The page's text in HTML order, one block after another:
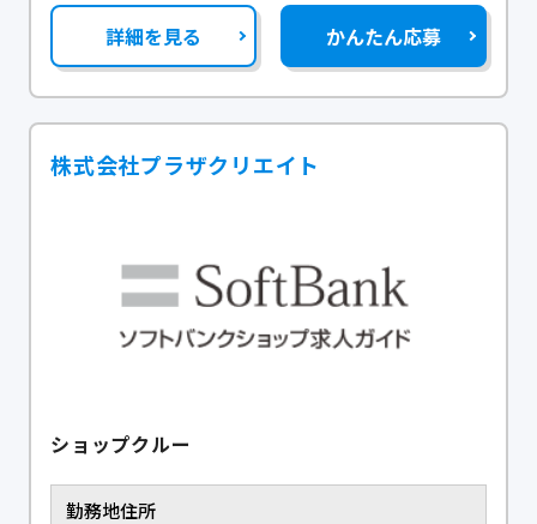
詳細を見る かんたん応募
株式会社プラザクリエイト
ショップクルー
勤務地住所